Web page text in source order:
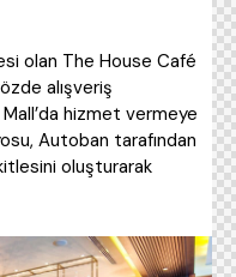
olan The House Café
alışveriş
hizmet vermeye
Autoban tarafından
oluşturarak